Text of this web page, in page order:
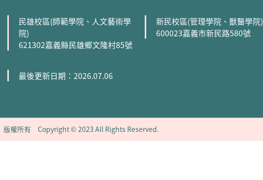
民雄校區(師範學院、人文藝術學
院)
621302嘉義縣民雄鄉文隆村85號
新民校區(管理學院、獸醫學院)
600023嘉義市新民路580號
最後更新日期：2026.07.06
權所有 Copyright © 2023 All Rights Reserved.